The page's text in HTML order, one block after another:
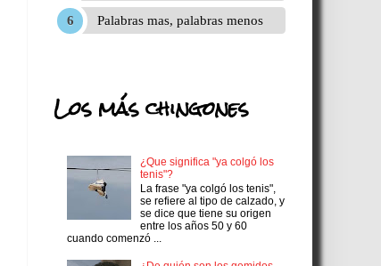
Palabras mas, palabras menos
Los más chingones
¿Que significa "ya colgó los
tenis"?
La frase "ya colgó los tenis",
se refiere al tipo de calzado, y
se dice que tiene su origen
entre los años 50 y 60
cuando comenzó ...